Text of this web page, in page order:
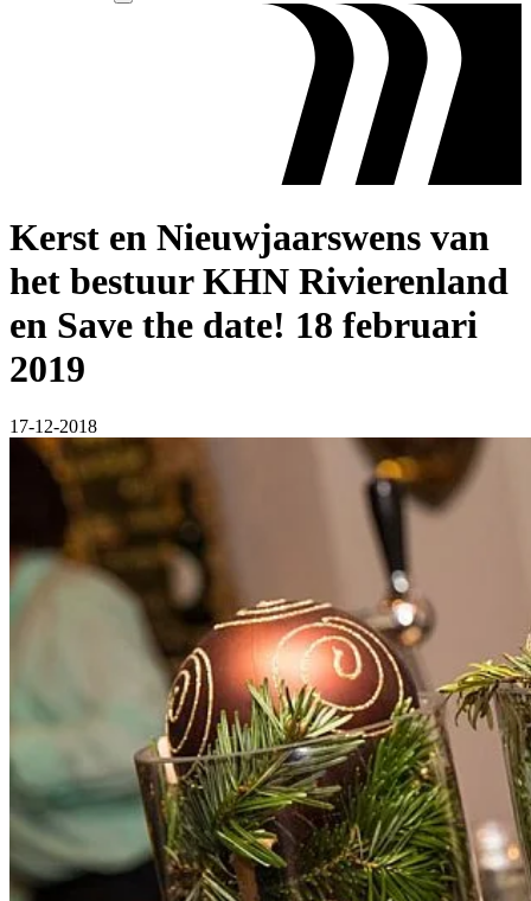
Kerst en Nieuwjaarswens van
het bestuur KHN Rivierenland
en Save the date! 18 februari
2019
17-12-2018